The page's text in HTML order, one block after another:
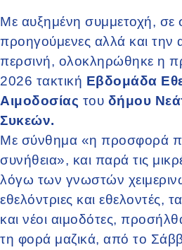
Με αυξημένη συμμετοχή, σε
προηγούμενες αλλά και την
περσινή, ολοκληρώθηκε η
2026 τακτική Εβδομάδα
Αιμοδοσίας του δήμου
Συκεών.
Με σύνθημα «η προσφορά
συνήθεια», και παρά τις
λόγω των γνωστών
εθελόντριες και εθελοντές,
και νέοι αιμοδότες,
τη φορά μαζικά, από το